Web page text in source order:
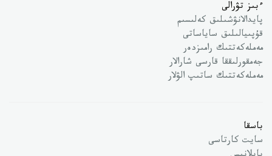
ءبىز تۋرالى
پايدالانۋشىلىق كەلىسىم
قۇپىيالىلىق ساياساتى
مەملەكەتتىك رامىزدەر
جەمقورلىققا قارسى شارالار
مەملەكەتتىك ساتىپ الۋلار
باسقا
سايت كارتاسى